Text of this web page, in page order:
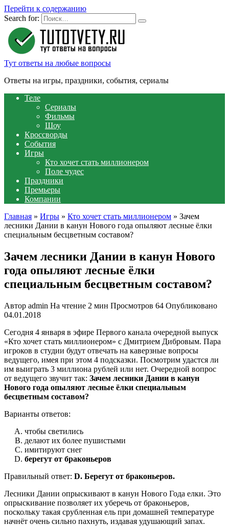
Перейти к содержанию
Search for:
Тут ответы на любые вопросы
Ответы на игры, праздники, события, сериалы
Теле
Сериалы
Фильмы
Шоу
Кроссворды
События
Игры
Кто хочет стать миллионером
Поле чудес
Праздники
Премьеры
Компании
Главная » Игры » Кто хочет стать миллионером » Зачем
лесники Дании в канун Нового года опыляют лесные ёлки
специальным бесцветным составом?
Зачем лесники Дании в канун Нового
года опыляют лесные ёлки
специальным бесцветным составом?
Автор admin На чтение 2 мин Просмотров 64 Опубликовано
04.01.2018
Сегодня 4 января в эфире Первого канала очередной выпуск
«Кто хочет стать миллионером» с Дмитрием Дибровым. Пара
игроков в студии будут отвечать на каверзные вопросы
ведущего, имея при этом 4 подсказки. Посмотрим удастся ли
им выиграть 3 миллиона рублей или нет. Очередной вопрос
от ведущего звучит так: Зачем лесники Дании в канун
Нового года опыляют лесные ёлки специальным
бесцветным составом?
Варианты ответов:
чтобы светились
делают их более пушистыми
имитируют снег
берегут от браконьеров
Правильный ответ: D. Берегут от браконьеров.
Лесники Дании опрыскивают в канун Нового Года елки. Это
опрыскивание позволяет их уберечь от браконьеров,
поскольку такая срубленная ель при домашней температуре
начнёт очень сильно пахнуть, издавая удушающий запах.